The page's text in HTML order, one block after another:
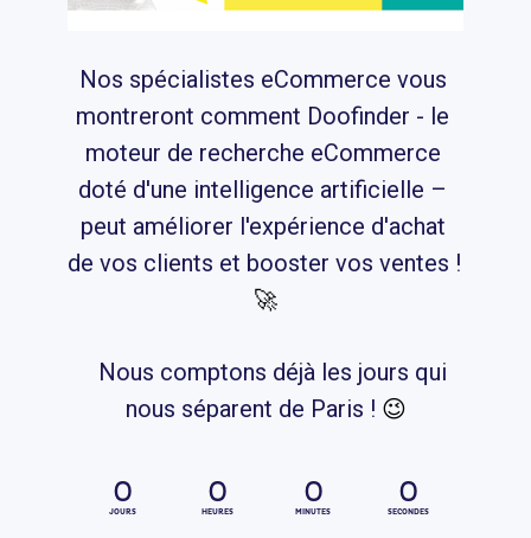
Nos spécialistes eCommerce vous
montreront comment Doofinder - le
moteur de recherche eCommerce
doté d'une intelligence artificielle –
peut améliorer l'expérience d'achat
🚀
Nous comptons déjà les jours qui
nous séparent de Paris ! 😉
0
JOURS
0
HEURES
0
MINUTES
0
SECONDES